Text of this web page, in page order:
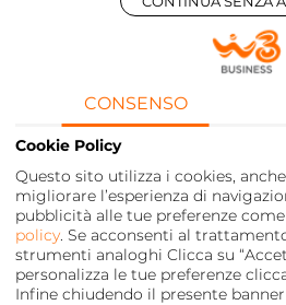
CONSENSO
Cookie Policy
Questo sito utilizza i cookies,
migliorare l’esperienza di
pubblicità alle tue preferenze
policy . Se acconsenti al
strumenti analoghi Clicca su
personalizza le tue preferenze
Infine chiudendo il presente
minuti illimitati in
vantaggi per la